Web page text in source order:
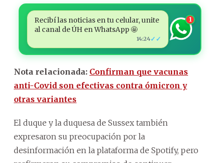
Recibí las noticias en tu celular, unite
al canal de ÚH en WhatsApp 🤩
14:24✓✓
1
Nota relacionada: Confirman que vacunas
anti-Covid son efectivas contra ómicron y
otras variantes
El duque y la duquesa de Sussex también
expresaron su preocupación por la
desinformación en la plataforma de Spotify, pero